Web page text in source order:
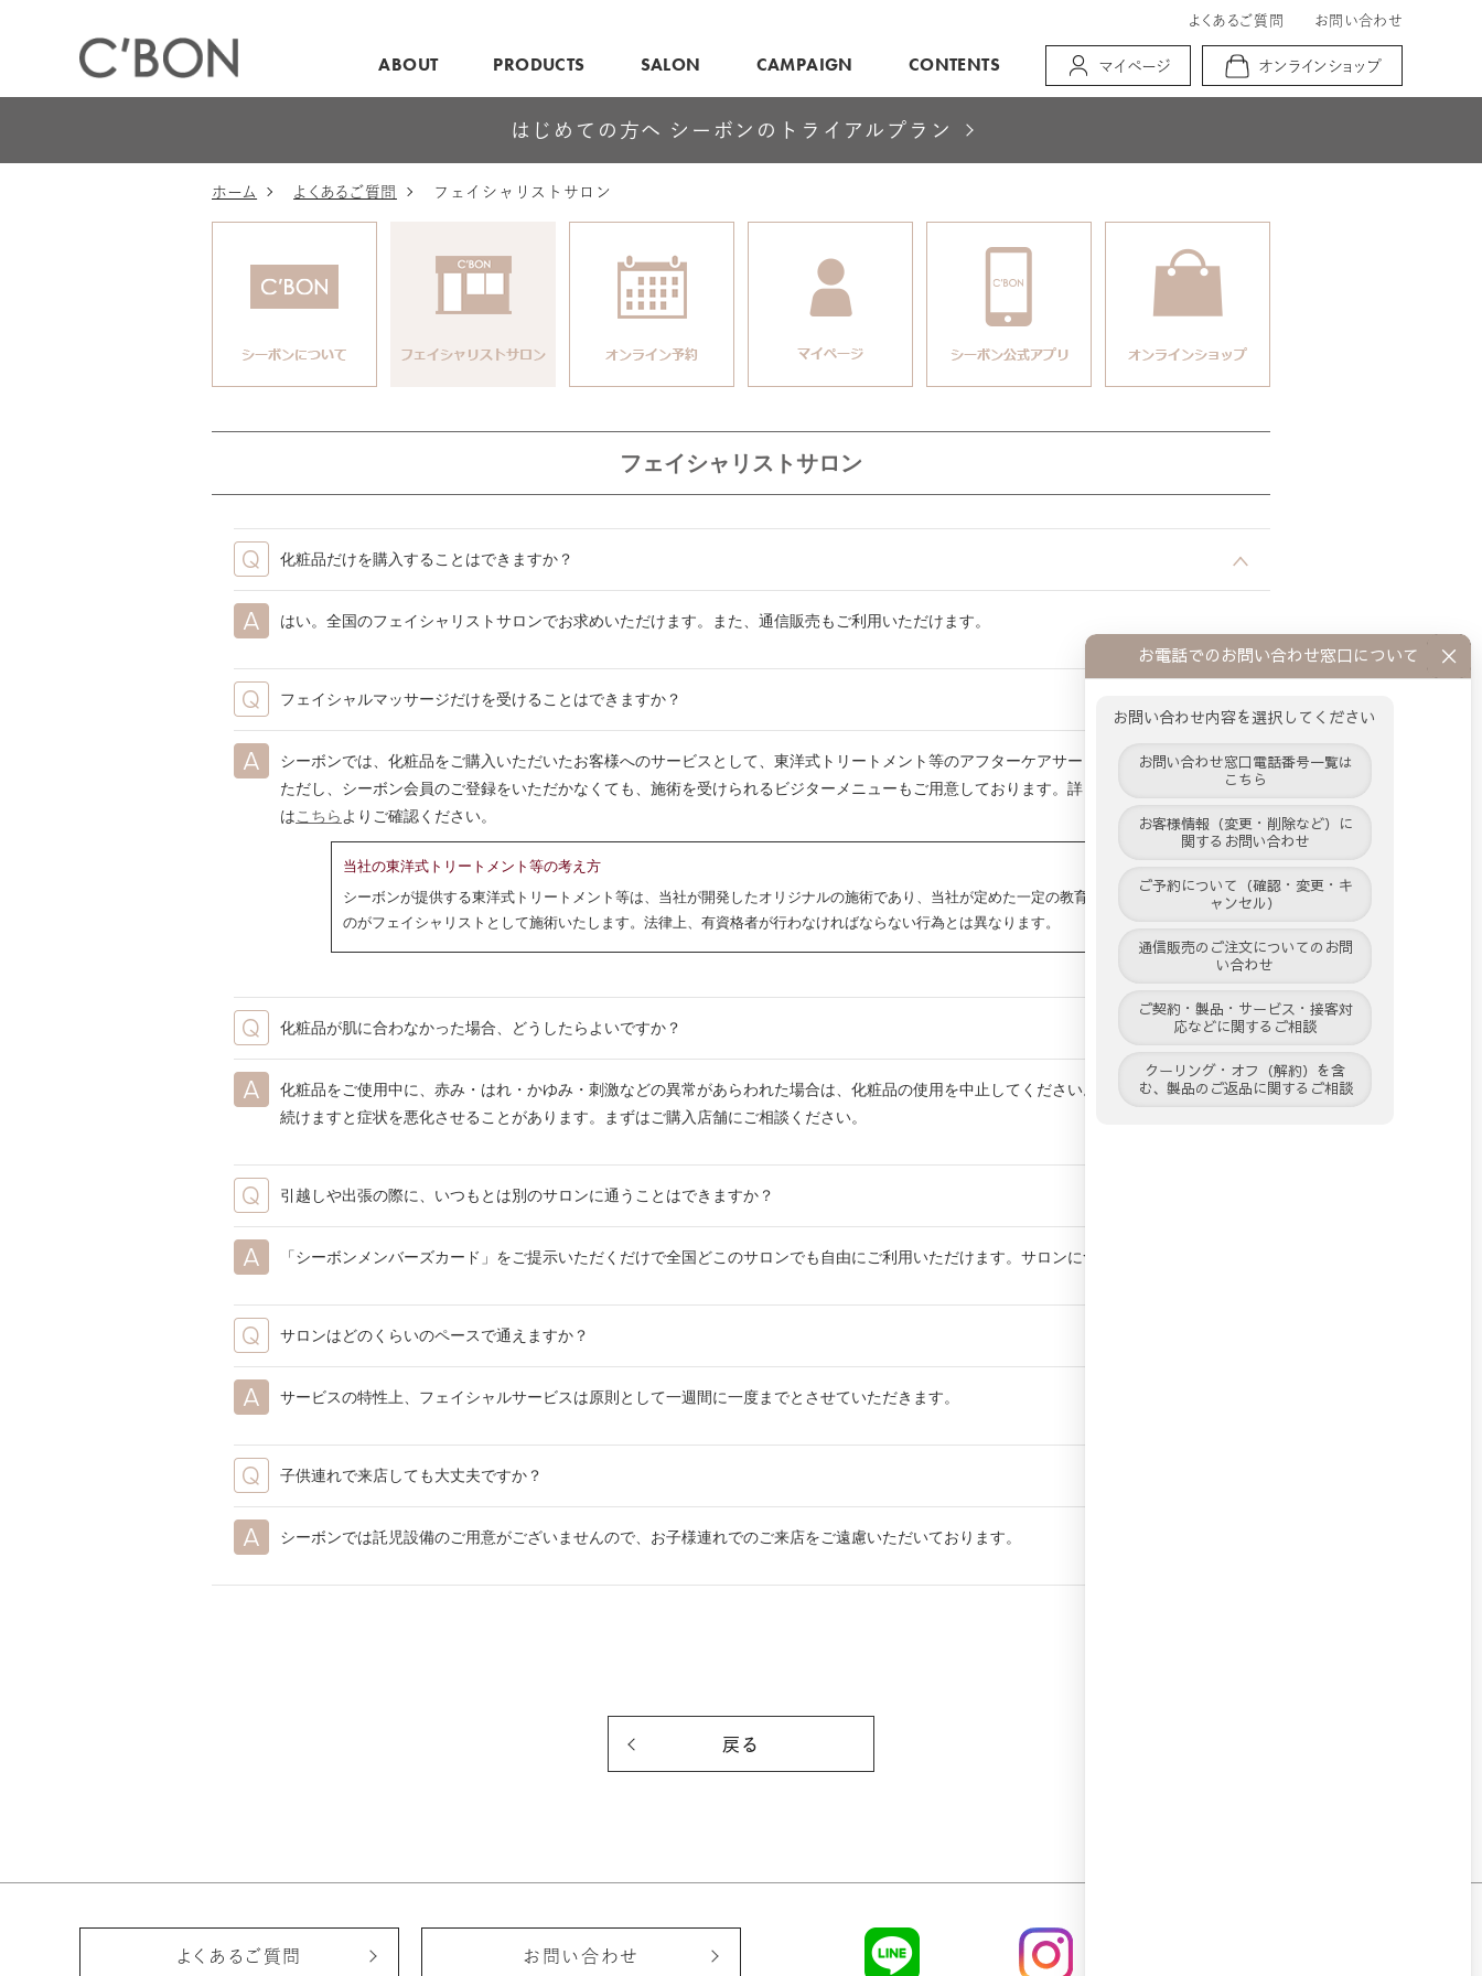
ABOUT PRODUCTS SALON CAMPAIGN CONTENTS
よくあるご質問 お問い合わせ
マイページ オンラインショップ
はじめての方へ シーボンのトライアルプラン
ホーム よくあるご質問 フェイシャリストサロン
フェイシャリストサロン
化粧品だけを購入することはできますか？
はい。全国のフェイシャリストサロンでお求めいただけます。また、通信販売もご利用いただけます。
フェイシャルマッサージだけを受けることはできますか？
シーボンでは、化粧品をご購入いただいたお客様へのサービスとして、東洋式トリートメント等のアフターケアサービスを行っております。
ただし、シーボン会員のご登録をいただかなくても、施術を受けられるビジターメニューもご用意しております。詳しくはサロンスタッフまた
はこちら よりご確認ください。
当社の東洋式トリートメント等の考え方
シーボンが提供する東洋式トリートメント等は、当社が開発したオリジナルの施術であり、当社が定めた一定の教育研修を受け、合格したも
のがフェイシャリストとして施術いたします。法律上、有資格者が行わなければならない行為とは異なります。
化粧品が肌に合わなかった場合、どうしたらよいですか？
化粧品をご使用中に、赤み・はれ・かゆみ・刺激などの異常があらわれた場合は、化粧品の使用を中止してください。原因がわからずに使用を
続けますと症状を悪化させることがあります。まずはご購入店舗にご相談ください。
引越しや出張の際に、いつもとは別のサロンに通うことはできますか？
「シーボンメンバーズカード」をご提示いただくだけで全国どこのサロンでも自由にご利用いただけます。サロンについてくわしくは
サロンはどのくらいのペースで通えますか？
サービスの特性上、フェイシャルサービスは原則として一週間に一度までとさせていただきます。
子供連れで来店しても大丈夫ですか？
シーボンでは託児設備のご用意がございませんので、お子様連れでのご来店をご遠慮いただいております。
戻る
よくあるご質問 お問い合わせ
お電話でのお問い合わせ窓口について
お問い合わせ内容を選択してください
お問い合わせ窓口電話番号一覧は
こちら
お客様情報（変更・削除など）に
関するお問い合わせ
ご予約について（確認・変更・キ
ャンセル）
通信販売のご注文についてのお問
い合わせ
ご契約・製品・サービス・接客対
応などに関するご相談
クーリング・オフ（解約）を含
む、製品のご返品に関するご相談